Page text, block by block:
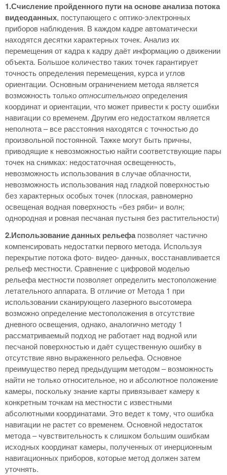
1.Счисление пройденного пути на основе анализа потока
видеоданных, поступающего с оптико-электронных
приборов наблюдения. В каждом кадре автоматически
находятся десятки характерных точек. Анализ их
перемещения от кадра к кадру даёт информацию о движении
объекта. Большое количество таких точек гарантирует
точность определения перемещения, курса и углов
ориентации. Основным ограничением метода является
возможность толькоотносительногоопределения
координат и ориентации, что может привести к росту ошибки
навигации со временем. Другим его недостатком является
неполнота – все расстояния находятся с точностью до
произвольной постоянной. Тажке могут быть причны,
приводящие к невозможностью найти соответствующие пары
точек на снимках: недостаточная освещенность,
невозможность использования в случае облачности,
невозможность использования над гладкой поверхностью
без характерных особых точек (плоская, равномерно
освещеная водная поверхность «без ряби» и волн;
однородная и ровная песчаная пустыня без растительности)
2.Использование данных рельефапозволяет частично
компенсировать недостатки первого метода. Используя
перекрытие потока фото- видео- данных, восстанавливается
рельеф местности. Сравнение с цифровой моделью
рельефа местности позволяет определить местоположение
летательного аппарата. В отличие от Метода 1 при
использовании сканирующего лазерного высотомера
возможно определение местоположения в отсутствие
дневного освещения, однако, аналогично методу 1
рассматриваемый подход не работает над водной или
песчаной поверхностью и даёт существенную ошибку в
отсутствие явно выраженного рельефа. Основное
преимущество перед предыдущим методом – возможность
найти не только относительное, но и абсолютное положение
камеры, поскольку знание карты привязывает камеру к
конкретным точкам на местности с известными
абсолютными координатами. Это ведет к тому, что ошибка
навигации не растет со временем. Основной недостаток
метода – чувствительность к слишком большим ошибкам
исходных координат камеры, полученных от инерционным
навигационных приборов, которые метод должен затем
уточнять.